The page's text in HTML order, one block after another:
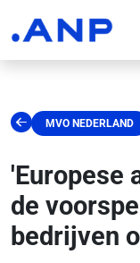
MVO NEDERLAND
'Europese
de
bedrijven